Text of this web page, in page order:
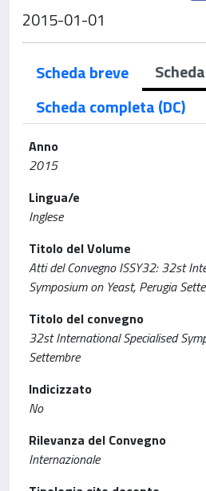
2015-01-01
Scheda breve
Scheda completa (DC)
Anno
2015
Lingua/e
Inglese
Titolo del Volume
Atti del Convegno ISSY32: 32st
Symposium on Yeast, Perugia
Titolo del convegno
32st International Specialised
Settembre
Indicizzato
No
Rilevanza del Convegno
Internazionale